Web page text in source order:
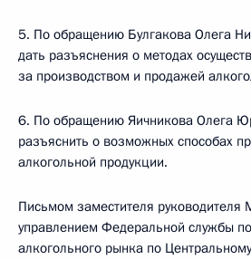
5. По обращению Булгакова Олега
дать разъяснения о методах
за производством и продажей
6. По обращению Яичникова Олега
разъяснить о возможных способах
алкогольной продукции.
Письмом заместителя
управлением Федеральной службы
алкогольного рынка по